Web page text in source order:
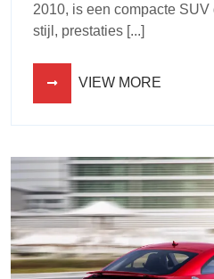
2010, is een compacte
stijl, prestaties [...]
VIEW MORE